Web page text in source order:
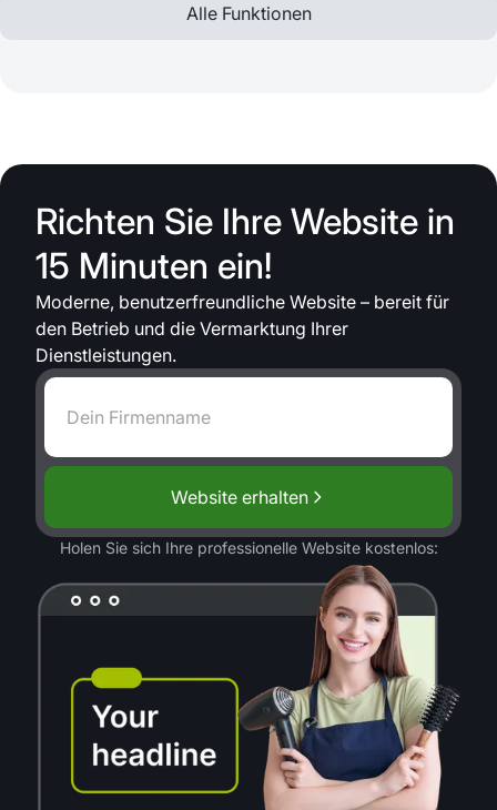
Alle Funktionen
Richten Sie Ihre Website in
15 Minuten ein!
Moderne, benutzerfreundliche Website – bereit für
den Betrieb und die Vermarktung Ihrer
Dienstleistungen.
Website erhalten
Holen Sie sich Ihre professionelle Website kostenlos: